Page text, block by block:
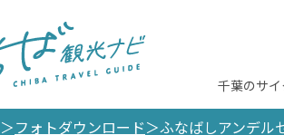
千葉のサ
フォトダウンロード ふなばしアンデル